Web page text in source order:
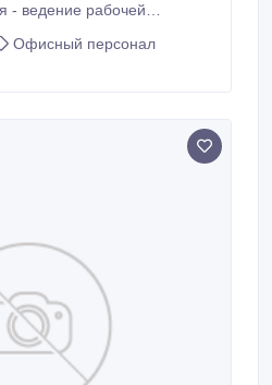
- ведение рабочей
входящих звонков
вопросов в рамках
- дружелюбный
обучение - работа с 9-
Офисный персонал